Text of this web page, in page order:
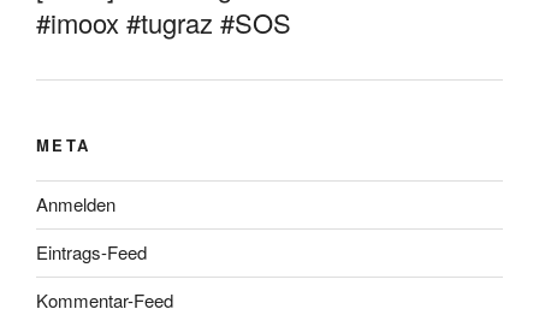
#imoox #tugraz #SOS
META
Anmelden
Eintrags-Feed
Kommentar-Feed